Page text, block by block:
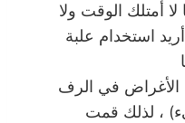
أمتلك الوقت ولا
استخدام علبة
الأغراض في الرف
، لذلك قمت